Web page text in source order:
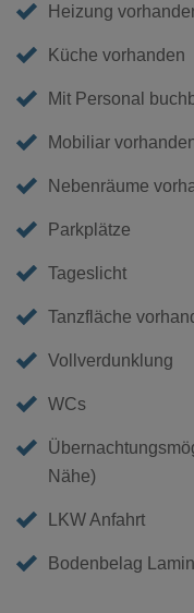
Heizung
Küche vorhanden
Mit Personal
Mobiliar
Nebenräume
Parkplätze
Tageslicht
Tanzfläche
Vollverdunklung
WCs
Nähe)
LKW Anfahrt
Bodenbelag